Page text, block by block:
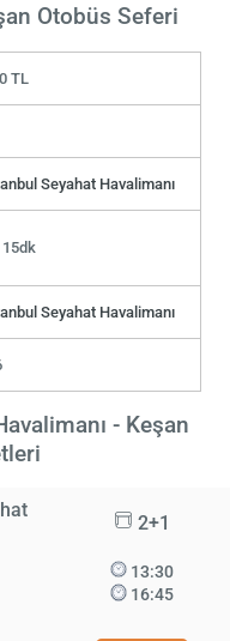
Otobüs Seferi
TL
Seyahat Havalimanı
Seyahat Havalimanı
- Keşan
2+1
13:30
16:45